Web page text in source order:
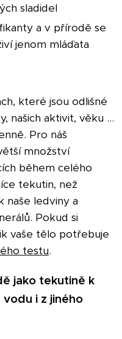
sladidel
a v přírodě se
jenom mláďata
které jsou odlišné
našich aktivit, věku ...
Pro náš
množství
během celého
tekutin, než
naše ledviny a
Pokud si
vaše tělo potřebuje
testu.
jako tekutině k
i z jiného